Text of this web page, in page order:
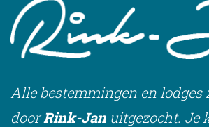
Alle bestemmingen en lodges
doorRink-Jan uitgezocht. Je